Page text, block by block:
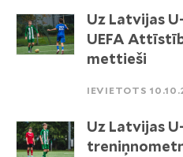
Uz Latvijas
UEFA
mettieši
IEVIETOTS
Uz Latvijas